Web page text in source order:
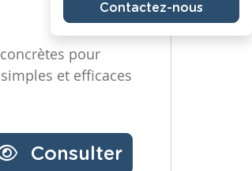
pour
et efficaces
Consulter
Contactez-nous